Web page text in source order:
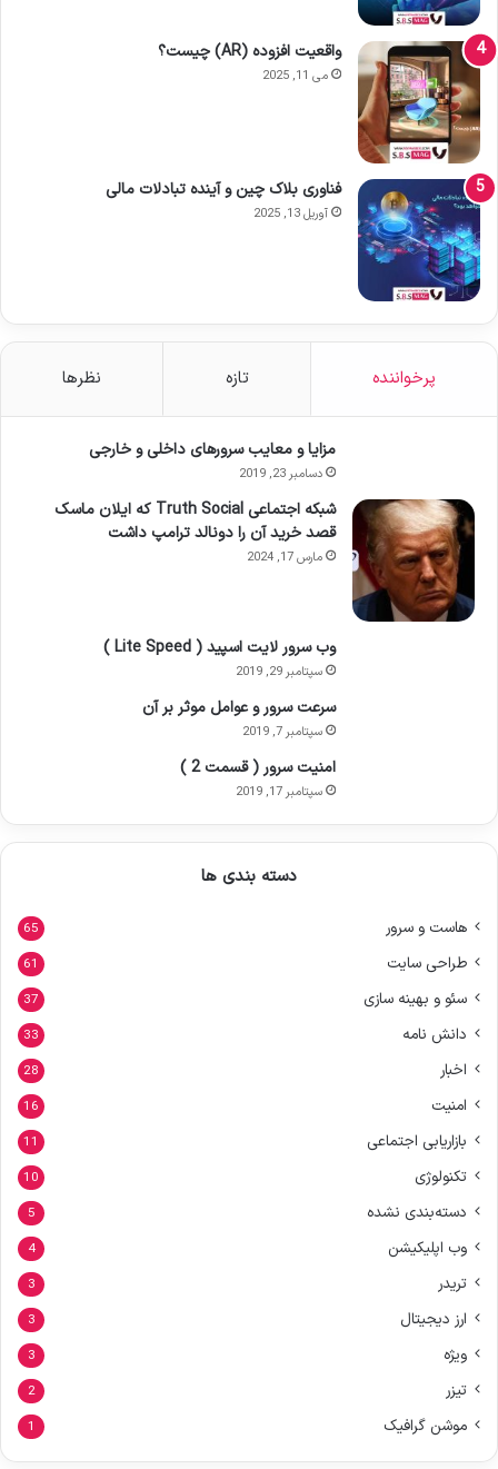
واقعیت افزوده (AR) چیست؟
می 11, 2025
فناوری بلاک چین و آینده تبادلات مالی
آوریل 13, 2025
پرخواننده تازه نظرها
مزایا و معایب سرورهای داخلی و خارجی
دسامبر 23, 2019
شبکه اجتماعی Truth Social که ایلان ماسک
قصد خرید آن را دونالد ترامپ داشت
مارس 17, 2024
وب سرور لایت اسپید ( Lite Speed )
سپتامبر 29, 2019
سرعت سرور و عوامل موثر بر آن
سپتامبر 7, 2019
امنیت سرور ( قسمت 2 )
سپتامبر 17, 2019
دسته بندی ها
هاست و سرور 65
طراحی سایت 61
سئو و بهینه سازی 37
دانش نامه 33
اخبار 28
امنیت 16
بازاریابی اجتماعی 11
تکنولوژی 10
دسته‌بندی نشده 5
وب اپلیکیشن 4
تریدر 3
ارز دیجیتال 3
ویژه 3
تیزر 2
موشن گرافیک 1